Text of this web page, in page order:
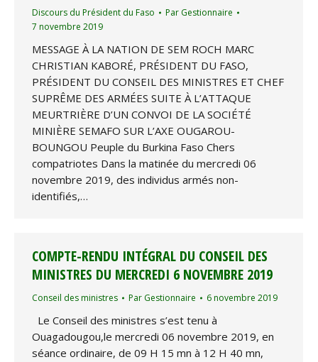
Discours du Président du Faso Par Gestionnaire
7 novembre 2019
MESSAGE À LA NATION DE SEM ROCH MARC
CHRISTIAN KABORÉ, PRÉSIDENT DU FASO,
PRÉSIDENT DU CONSEIL DES MINISTRES ET CHEF
SUPRÊME DES ARMÉES SUITE À L’ATTAQUE
MEURTRIÈRE D’UN CONVOI DE LA SOCIÉTÉ
MINIÈRE SEMAFO SUR L’AXE OUGAROU-
BOUNGOU Peuple du Burkina Faso Chers
compatriotes Dans la matinée du mercredi 06
novembre 2019, des individus armés non-
identifiés,…
COMPTE-RENDU INTÉGRAL DU CONSEIL DES
MINISTRES DU MERCREDI 6 NOVEMBRE 2019
Conseil des ministres Par Gestionnaire 6 novembre 2019
Le Conseil des ministres s’est tenu à
Ouagadougou,le mercredi 06 novembre 2019, en
séance ordinaire, de 09 H 15 mn à 12 H 40 mn,